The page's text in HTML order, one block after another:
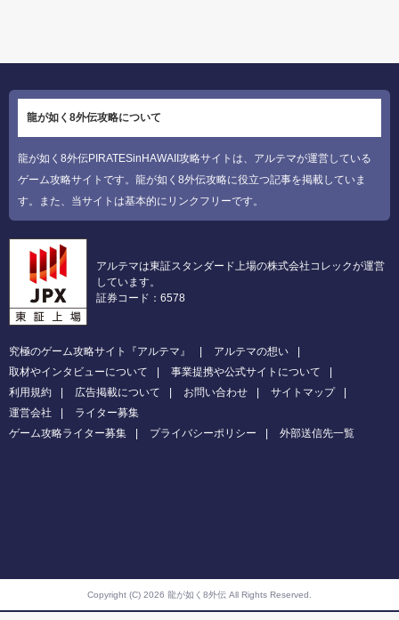
龍が如く8外伝攻略について
龍が如く8外伝PIRATESinHAWAII攻略サイトは、アルテマが運営している
ゲーム攻略サイトです。龍が如く8外伝攻略に役立つ記事を掲載していま
す。また、当サイトは基本的にリンクフリーです。
アルテマは東証スタンダード上場の株式会社コレックが運営
しています。
証券コード：6578
究極のゲーム攻略サイト『アルテマ』
アルテマの想い
取材やインタビューについて
事業提携や公式サイトについて
利用規約
広告掲載について お問い合わせ
サイトマップ
運営会社
ライター募集
ゲーム攻略ライター募集
プライバシーポリシー 外部送信先一覧
Copyright (C) 2026 龍が如く8外伝 All Rights Reserved.